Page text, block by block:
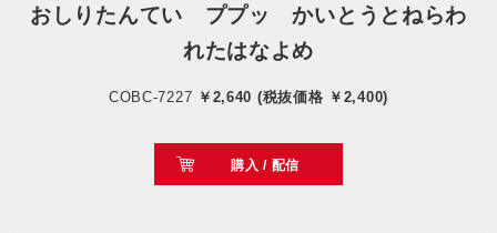
おしりたんてい ププッ かいとうとねらわ
れたはなよめ
COBC-7227 ￥2,640 (税抜価格 ￥2,400)
購入 / 配信